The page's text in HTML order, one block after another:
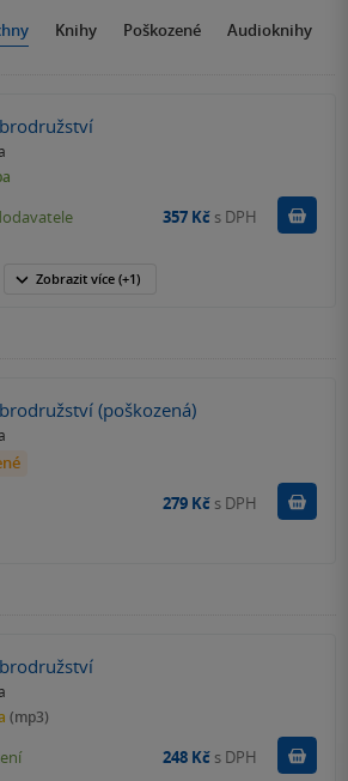
Knihy Poškozené Audioknihy
357 Kč s DPH
Zobrazit více (+1)
(poškozená)
279 Kč s DPH
(mp3)
248 Kč s DPH Koupit